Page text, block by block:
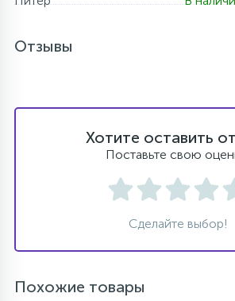
Отзывы
Хотите оставить
Поставьте свою
Сделайте выбор!
Похожие товары